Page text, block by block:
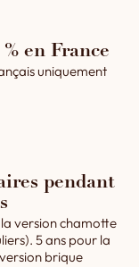
en France
uniquement
pendant
version chamotte
5 ans pour la
brique